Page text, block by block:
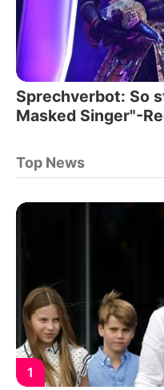
Sprechverbot: So
Masked Singer"-
Top News
1